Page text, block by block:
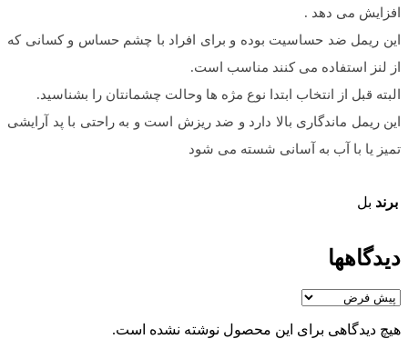
افزایش می دهد .
این ریمل ضد حساسیت بوده و برای افراد با چشم حساس و کسانی که
از لنز استفاده می کنند مناسب است.
البته قبل از انتخاب ابتدا نوع مژه ها وحالت چشمانتان را بشناسید.
این ریمل ماندگاری بالا دارد و ضد ریزش است و به راحتی با پد آرایشی
تمیز یا با آب به آسانی شسته می شود
برند بل
دیدگاهها
هیچ دیدگاهی برای این محصول نوشته نشده است.